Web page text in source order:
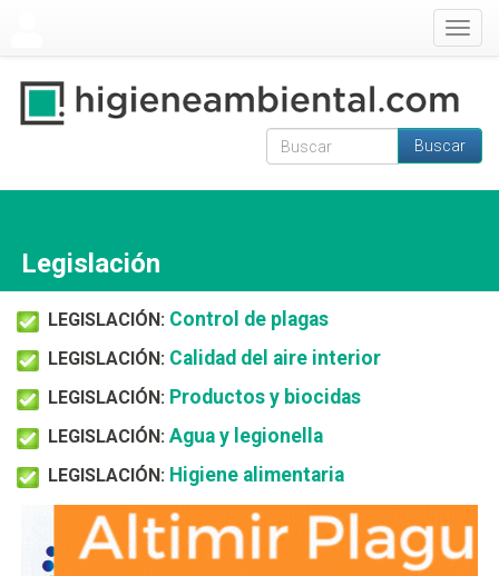
Formulario de
Buscar
Legislación
LEGISLACIÓN: Control de plagas
LEGISLACIÓN: Calidad del aire interior
LEGISLACIÓN: Productos y biocidas
LEGISLACIÓN: Agua y legionella
LEGISLACIÓN: Higiene alimentaria